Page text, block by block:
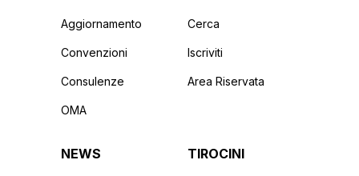
Aggiornamento
Convenzioni
Consulenze
OMA
Cerca
Iscriviti
Area Riservata
NEWS TIROCINI